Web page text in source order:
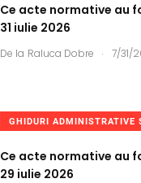
Ce acte normative au
31 iulie 2026
De la Raluca Dobre . 7/31/
GHIDURI ADMINISTRATIVE
Ce acte normative au
29 iulie 2026